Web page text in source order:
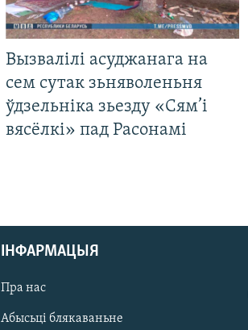
Вызвалілі асуджанага на
сем сутак зьняволеньня
ўдзельніка зьезду «Сям’і
вясёлкі» пад Расонамі
ІНФАРМАЦЫЯ
Пра нас
Абысьці блякаваньне